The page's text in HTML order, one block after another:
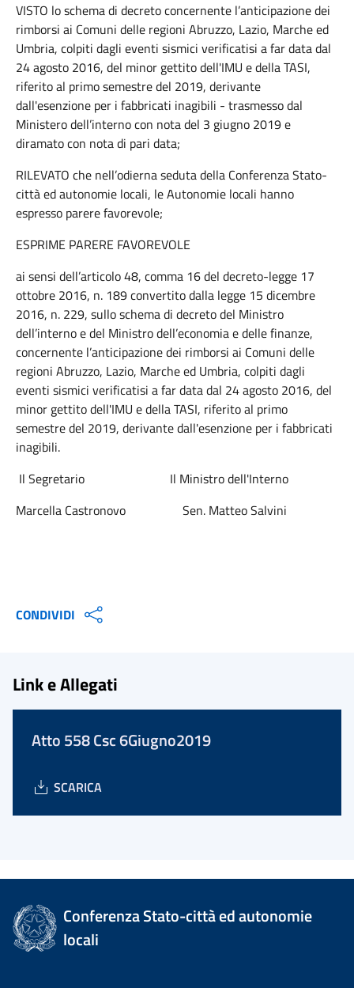
VISTO lo schema di decreto concernente l’anticipazione dei
rimborsi ai Comuni delle regioni Abruzzo, Lazio, Marche ed
Umbria, colpiti dagli eventi sismici verificatisi a far data dal
24 agosto 2016, del minor gettito dell'IMU e della TASI,
riferito al primo semestre del 2019, derivante
dall'esenzione per i fabbricati inagibili - trasmesso dal
Ministero dell’interno con nota del 3 giugno 2019 e
diramato con nota di pari data;
RILEVATO che nell’odierna seduta della Conferenza Stato-
città ed autonomie locali, le Autonomie locali hanno
espresso parere favorevole;
ESPRIME PARERE FAVOREVOLE
ai sensi dell’articolo 48, comma 16 del decreto-legge 17
ottobre 2016, n. 189 convertito dalla legge 15 dicembre
2016, n. 229, sullo schema di decreto del Ministro
dell’interno e del Ministro dell’economia e delle finanze,
concernente l’anticipazione dei rimborsi ai Comuni delle
regioni Abruzzo, Lazio, Marche ed Umbria, colpiti dagli
eventi sismici verificatisi a far data dal 24 agosto 2016, del
minor gettito dell'IMU e della TASI, riferito al primo
semestre del 2019, derivante dall'esenzione per i fabbricati
inagibili.
Il Segretario Il Ministro dell'Interno
Marcella Castronovo Sen. Matteo Salvini
CONDIVIDI
Link e Allegati
Atto 558 Csc 6Giugno2019
SCARICA
Conferenza Stato-città ed autonomie
locali